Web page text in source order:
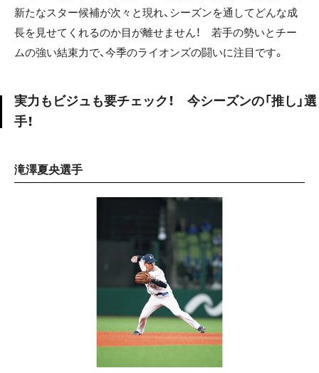
新たなスター候補が次々と現れ、シーズンを通してどんな成
長を見せてくれるのか目が離せません！ 若手の勢いとチー
ムの強い結束力で、今季のライオンズの闘いに注目です。
実力もビジュも要チェック！ 今シーズンの「推し」選
手！
滝澤夏央選手